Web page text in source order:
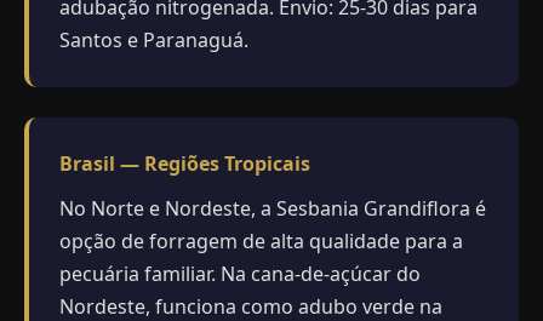
adubação nitrogenada. Envio: 25-30 dias para
Santos e Paranaguá.
Brasil — Regiões Tropicais
No Norte e Nordeste, a Sesbania Grandiflora é
opção de forragem de alta qualidade para a
pecuária familiar. Na cana-de-açúcar do
Nordeste, funciona como adubo verde na